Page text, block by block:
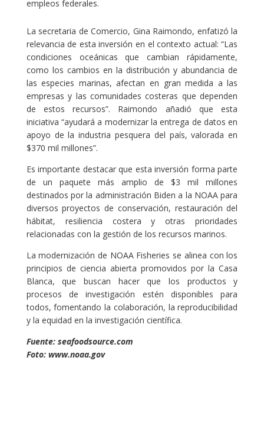
empleos federales.
La secretaria de Comercio, Gina Raimondo, enfatizó la
relevancia de esta inversión en el contexto actual: “Las
condiciones oceánicas que cambian rápidamente,
como los cambios en la distribución y abundancia de
las especies marinas, afectan en gran medida a las
empresas y las comunidades costeras que dependen
de estos recursos”. Raimondo añadió que esta
iniciativa “ayudará a modernizar la entrega de datos en
apoyo de la industria pesquera del país, valorada en
$370 mil millones”.
Es importante destacar que esta inversión forma parte
de un paquete más amplio de $3 mil millones
destinados por la administración Biden a la NOAA para
diversos proyectos de conservación, restauración del
hábitat, resiliencia costera y otras prioridades
relacionadas con la gestión de los recursos marinos.
La modernización de NOAA Fisheries se alinea con los
principios de ciencia abierta promovidos por la Casa
Blanca, que buscan hacer que los productos y
procesos de investigación estén disponibles para
todos, fomentando la colaboración, la reproducibilidad
y la equidad en la investigación científica.
Fuente: seafoodsource.com
Foto: www.noaa.gov